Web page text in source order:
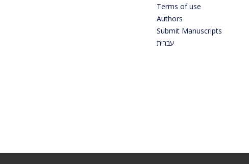
Terms of use
Authors
Submit Manuscripts
עברית